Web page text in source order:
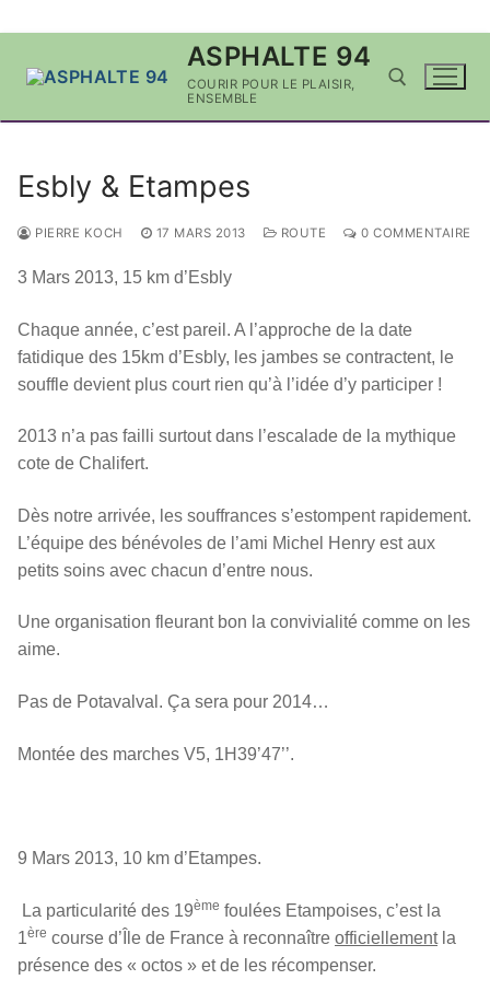
ASPHALTE 94
COURIR POUR LE PLAISIR,
ENSEMBLE
Esbly & Etampes
PIERRE KOCH 17 MARS 2013 ROUTE 0 COMMENTAIRE
3 Mars 2013, 15 km d’Esbly
Chaque année, c’est pareil. A l’approche de la date
fatidique des 15km d’Esbly, les jambes se contractent, le
souffle devient plus court rien qu’à l’idée d’y participer !
2013 n’a pas failli surtout dans l’escalade de la mythique
cote de Chalifert.
Dès notre arrivée, les souffrances s’estompent rapidement.
L’équipe des bénévoles de l’ami Michel Henry est aux
petits soins avec chacun d’entre nous.
Une organisation fleurant bon la convivialité comme on les
aime.
Pas de Potavalval. Ça sera pour 2014…
Montée des marches V5, 1H39’47’’.
9 Mars 2013, 10 km d’Etampes.
La particularité des 19ème foulées Etampoises, c’est la
1ère course d’Île de France à reconnaître officiellementla
présence des « octos » et de les récompenser.